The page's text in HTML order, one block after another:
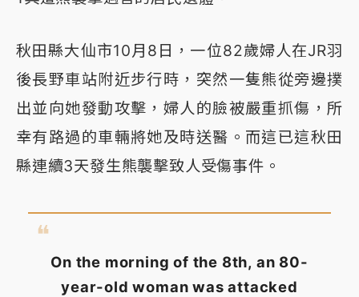
秋田縣大仙市10月8日，一位82歲婦人在JR羽
後長野車站附近步行時，突然一隻熊從旁邊撲
出並向她發動攻擊，婦人的臉被嚴重抓傷，所
幸有路過的車輛將她及時送醫。而這已這秋田
縣連續3天發生熊襲擊致人受傷事件。
On the morning of the 8th, an 80-
year-old woman was attacked